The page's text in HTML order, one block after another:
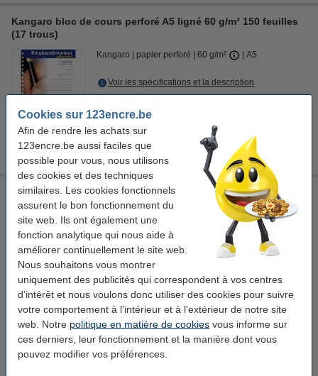
Cookies sur 123encre.be
Afin de rendre les achats sur
123encre.be aussi faciles que
possible pour vous, nous utilisons
des cookies et des techniques
similaires. Les cookies fonctionnels
assurent le bon fonctionnement du
site web. Ils ont également une
fonction analytique qui nous aide à
améliorer continuellement le site web.
Nous souhaitons vous montrer
uniquement des publicités qui correspondent à vos centres
d'intérêt et nous voulons donc utiliser des cookies pour suivre
votre comportement à l'intérieur et à l'extérieur de notre site
web. Notre politique en matière de cookies vous informe sur
ces derniers, leur fonctionnement et la manière dont vous
pouvez modifier vos préférences.
Kangaro bloc de cours perforé A5 ligné 60 g/m² 150 feuilles
(17 trous)
Kangaro papier perforé 60 g/m² A5
Voir les spécifications et la description
Livré lundi
2,75 € Commander
Kangaro papier perforé A4 vierge 120 g/m² 50 feuilles (23
trous)
Kangaro papier perforé 120 g/m² A4
Voir les spécifications et la description
En stock
Livré lundi
2,75 € Commander
Bon plan : commandez également